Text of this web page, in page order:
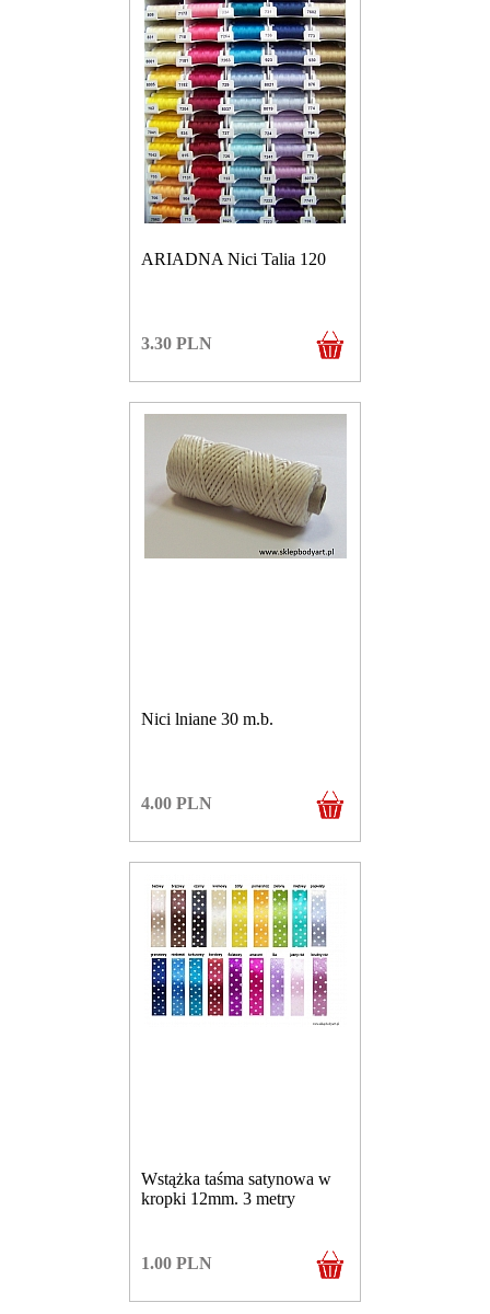
ARIADNA Nici Talia 120
3.30 PLN
Nici lniane 30 m.b.
4.00 PLN
Wstążka taśma satynowa w
kropki 12mm. 3 metry
1.00 PLN